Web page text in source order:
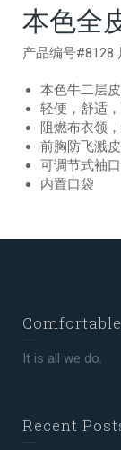
本色全
产品编号#8128
本色牛二层
轻便，舒适
阻燃布衣领
前胸防飞溅
可调节式袖
内置口袋
It is all we do.
Recent